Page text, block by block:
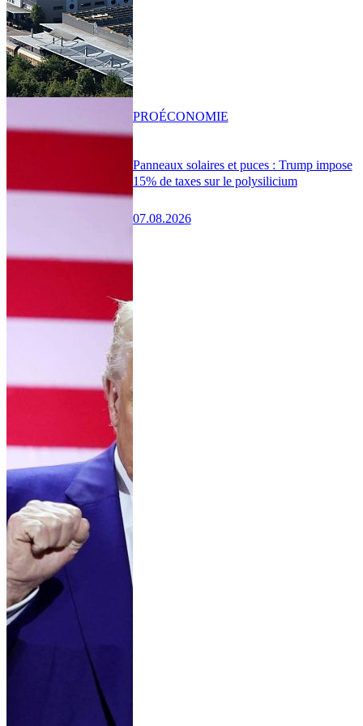
Panneaux solaires et puces : Trump impose
15% de taxes sur le polysilicium
07.08.2026
PROÉCONOMIE